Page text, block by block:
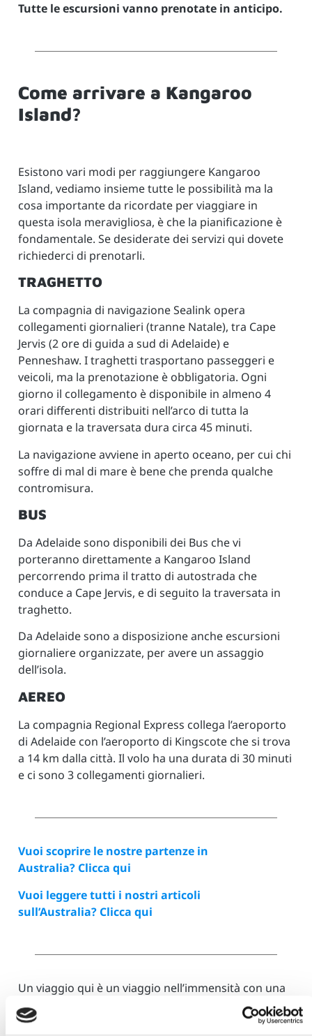
Tutte le escursioni vanno prenotate in anticipo.
Come arrivare a Kangaroo
Island?
Esistono vari modi per raggiungere Kangaroo
Island, vediamo insieme tutte le possibilità ma la
cosa importante da ricordate per viaggiare in
questa isola meravigliosa, è che la pianificazione è
fondamentale. Se desiderate dei servizi qui dovete
richiederci di prenotarli.
TRAGHETTO
La compagnia di navigazione Sealink opera
collegamenti giornalieri (tranne Natale), tra Cape
Jervis (2 ore di guida a sud di Adelaide) e
Penneshaw. I traghetti trasportano passeggeri e
veicoli, ma la prenotazione è obbligatoria. Ogni
giorno il collegamento è disponibile in almeno 4
orari differenti distribuiti nell’arco di tutta la
giornata e la traversata dura circa 45 minuti.
La navigazione avviene in aperto oceano, per cui chi
soffre di mal di mare è bene che prenda qualche
contromisura.
BUS
Da Adelaide sono disponibili dei Bus che vi
porteranno direttamente a Kangaroo Island
percorrendo prima il tratto di autostrada che
conduce a Cape Jervis, e di seguito la traversata in
traghetto.
Da Adelaide sono a disposizione anche escursioni
giornaliere organizzate, per avere un assaggio
dell’isola.
AEREO
La compagnia Regional Express collega l’aeroporto
di Adelaide con l’aeroporto di Kingscote che si trova
a 14 km dalla città. Il volo ha una durata di 30 minuti
e ci sono 3 collegamenti giornalieri.
Vuoi scoprire le nostre partenze in
Australia? Clicca qui
Vuoi leggere tutti i nostri articoli
sull’Australia? Clicca qui
Un viaggio qui è un viaggio nell’immensità con una
concentrazione di suoni, colori e profumi
inimmaginabili. Non perdete questa tappa durante